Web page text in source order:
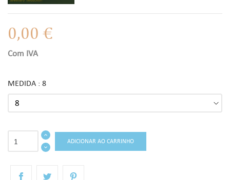
0,00 €
Com IVA
MEDIDA : 8
ADICIONAR AO CARRINHO